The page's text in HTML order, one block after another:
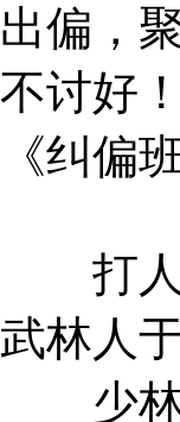
出偏，
不讨好
《纠偏
打人
武林人
少林